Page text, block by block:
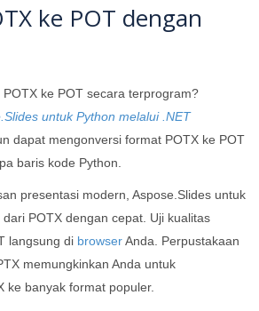
ke POT dengan
ke POT secara terprogram?
untuk Python melalui .NET
dapat mengonversi format POTX ke POT
baris kode Python.
presentasi modern, Aspose.Slides untuk
POTX dengan cepat. Uji kualitas
langsung di browserAnda. Perpustakaan
memungkinkan Anda untuk
ke banyak format populer.